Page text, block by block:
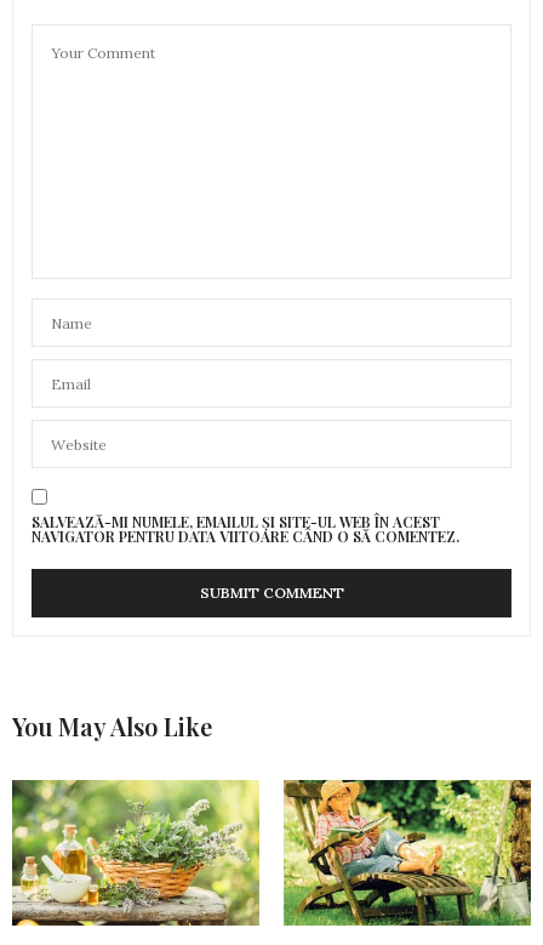
SALVEAZĂ-MI NUMELE, EMAILUL ȘI SITE-UL WEB ÎN ACEST
NAVIGATOR PENTRU DATA VIITOARE CÂND O SĂ COMENTEZ.
You May Also Like